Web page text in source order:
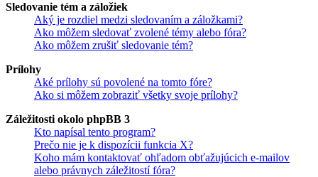
Sledovanie tém a záložiek
Aký je rozdiel medzi sledovaním a záložkami?
Ako môžem sledovať zvolené témy alebo fóra?
Ako môžem zrušiť sledovanie tém?
Prílohy
Aké prílohy sú povolené na tomto fóre?
Ako si môžem zobraziť všetky svoje prílohy?
Záležitosti okolo phpBB 3
Kto napísal tento program?
Prečo nie je k dispozícii funkcia X?
Koho mám kontaktovať ohľadom obťažujúcich e-mailov
alebo právnych záležitostí fóra?